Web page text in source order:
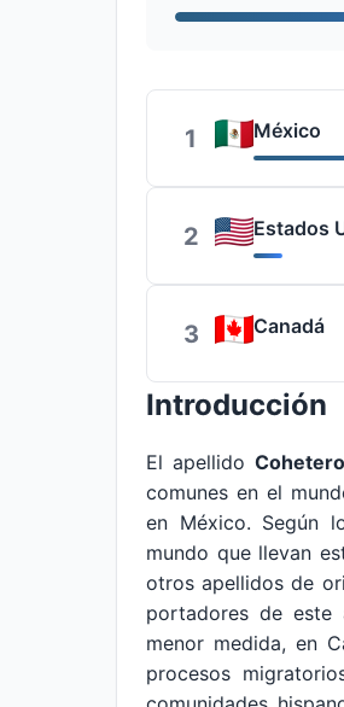
1 México
2 Estados
3 Canadá
Introducción
El apellido Cohetero
comunes en el
en México. Según
mundo que llevan
otros apellidos de
portadores de este
menor medida, en
procesos